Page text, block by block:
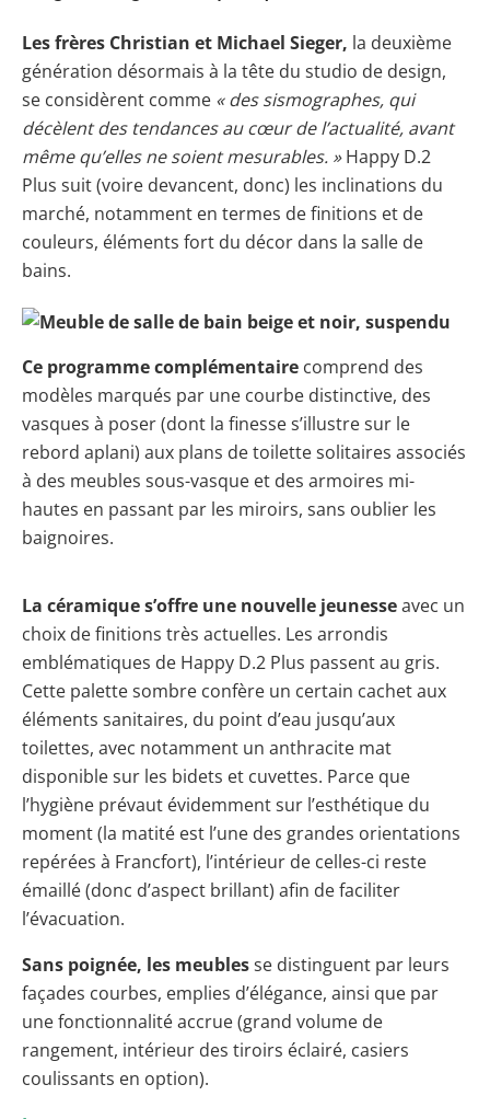
Les frères Christian et Michael Sieger, la deuxième
génération désormais à la tête du studio de design,
se considèrent comme « des sismographes, qui
décèlent des tendances au cœur de l’actualité, avant
même qu’elles ne soient mesurables. »Happy D.2
Plus suit (voire devancent, donc) les inclinations du
marché, notamment en termes de finitions et de
couleurs, éléments fort du décor dans la salle de
bains.
Ce programme complémentaire comprend des
modèles marqués par une courbe distinctive, des
vasques à poser (dont la finesse s’illustre sur le
rebord aplani) aux plans de toilette solitaires associés
à des meubles sous-vasque et des armoires mi-
hautes en passant par les miroirs, sans oublier les
baignoires.
La céramique s’offre une nouvelle jeunesseavec un
choix de finitions très actuelles. Les arrondis
emblématiques de Happy D.2 Plus passent au gris.
Cette palette sombre confère un certain cachet aux
éléments sanitaires, du point d’eau jusqu’aux
toilettes, avec notamment un anthracite mat
disponible sur les bidets et cuvettes. Parce que
l’hygiène prévaut évidemment sur l’esthétique du
moment (la matité est l’une des grandes orientations
repérées à Francfort), l’intérieur de celles-ci reste
émaillé (donc d’aspect brillant) afin de faciliter
l’évacuation.
Sans poignée, les meublesse distinguent par leurs
façades courbes, emplies d’élégance, ainsi que par
une fonctionnalité accrue (grand volume de
rangement, intérieur des tiroirs éclairé, casiers
coulissants en option).